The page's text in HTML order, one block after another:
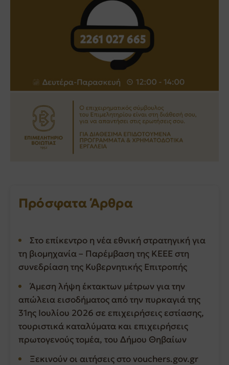
Πρόσφατα Άρθρα
Στο επίκεντρο η νέα εθνική στρατηγική για
τη βιομηχανία – Παρέμβαση της ΚΕΕΕ στη
συνεδρίαση της Κυβερνητικής Επιτροπής
Άμεση λήψη έκτακτων μέτρων για την
απώλεια εισοδήματος από την πυρκαγιά της
31ης Ιουλίου 2026 σε επιχειρήσεις εστίασης,
τουριστικά καταλύματα και επιχειρήσεις
πρωτογενούς τομέα, του Δήμου Θηβαίων
Ξεκινούν οι αιτήσεις στο vouchers.gov.gr